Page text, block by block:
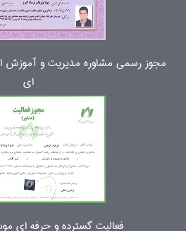
مجوز رسمی مشاوره مدیریت و آموزش
ای
فعالیت گسترده و حرفه ای